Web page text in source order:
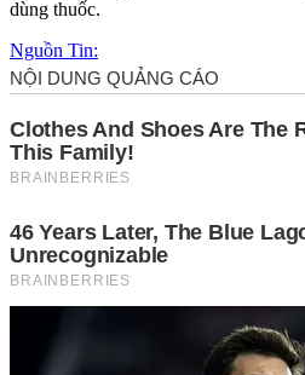
dùng thuốc.
Nguồn Tin: